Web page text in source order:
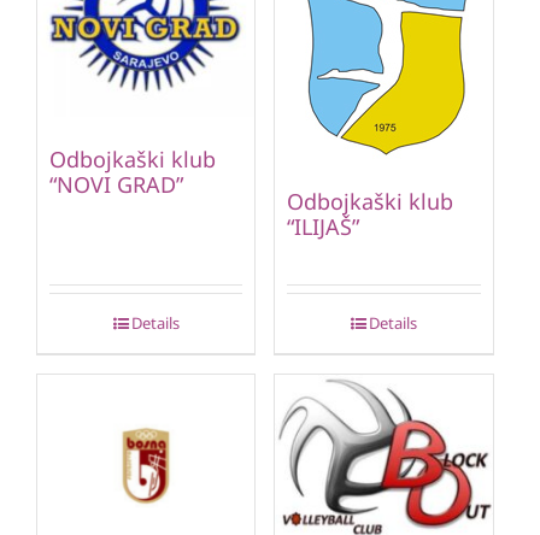
Odbojkaški klub
“NOVI GRAD”
Details
Odbojkaški klub
“ILIJAŠ”
Details